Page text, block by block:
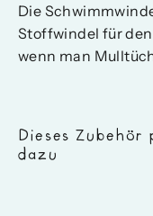
Die
Stoffwindel für
wenn man
Dieses Zubehör
dazu